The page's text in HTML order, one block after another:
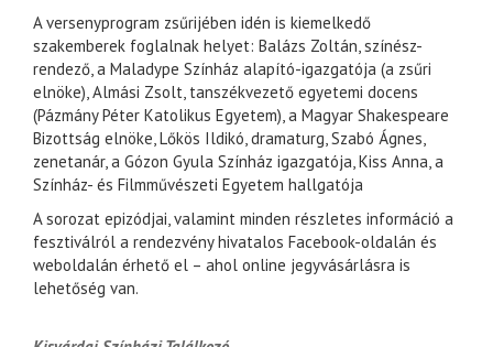
A versenyprogram zsűrijében idén is kiemelkedő
szakemberek foglalnak helyet: Balázs Zoltán, színész-
rendező, a Maladype Színház alapító-igazgatója (a zsűri
elnöke), Almási Zsolt, tanszékvezető egyetemi docens
(Pázmány Péter Katolikus Egyetem), a Magyar Shakespeare
Bizottság elnöke, Lőkös Ildikó, dramaturg, Szabó Ágnes,
zenetanár, a Gózon Gyula Színház igazgatója, Kiss Anna, a
Színház- és Filmművészeti Egyetem hallgatója
A sorozat epizódjai, valamint minden részletes információ a
fesztiválról a rendezvény hivatalos Facebook-oldalán és
weboldalán érhető el – ahol online jegyvásárlásra is
lehetőség van.